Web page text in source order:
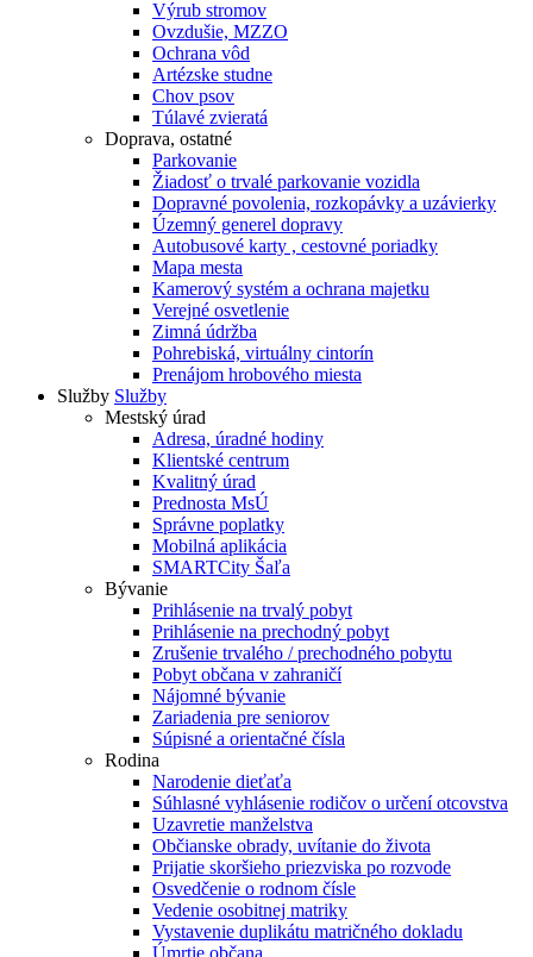
Výrub stromov
Ovzdušie, MZZO
Ochrana vôd
Artézske studne
Chov psov
Túlavé zvieratá
Doprava, ostatné
Parkovanie
Žiadosť o trvalé parkovanie vozidla
Dopravné povolenia, rozkopávky a uzávierky
Územný generel dopravy
Autobusové karty , cestovné poriadky
Mapa mesta
Kamerový systém a ochrana majetku
Verejné osvetlenie
Zimná údržba
Pohrebiská, virtuálny cintorín
Prenájom hrobového miesta
Služby Služby
Mestský úrad
Adresa, úradné hodiny
Klientské centrum
Kvalitný úrad
Prednosta MsÚ
Správne poplatky
Mobilná aplikácia
SMARTCity Šaľa
Bývanie
Prihlásenie na trvalý pobyt
Prihlásenie na prechodný pobyt
Zrušenie trvalého / prechodného pobytu
Pobyt občana v zahraničí
Nájomné bývanie
Zariadenia pre seniorov
Súpisné a orientačné čísla
Rodina
Narodenie dieťaťa
Súhlasné vyhlásenie rodičov o určení otcovstva
Uzavretie manželstva
Občianske obrady, uvítanie do života
Prijatie skoršieho priezviska po rozvode
Osvedčenie o rodnom čísle
Vedenie osobitnej matriky
Vystavenie duplikátu matričného dokladu
Úmrtie občana